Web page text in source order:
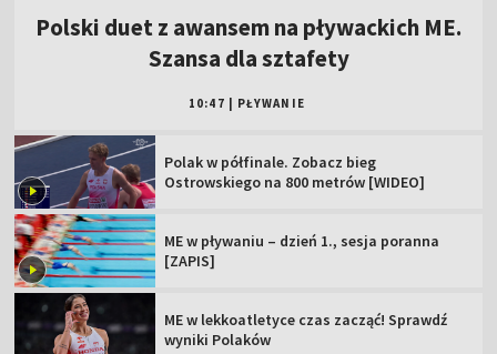
Polski duet z awansem na pływackich ME.
Szansa dla sztafety
10:47 PŁYWANIE
Polak w półfinale. Zobacz bieg
Ostrowskiego na 800 metrów [WIDEO]
ME w pływaniu – dzień 1., sesja poranna
[ZAPIS]
ME w lekkoatletyce czas zacząć! Sprawdź
wyniki Polaków